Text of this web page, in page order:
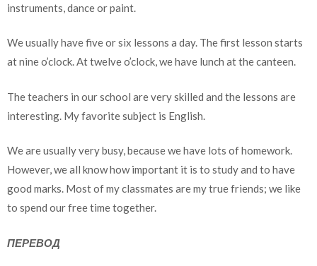
instruments, dance or paint.
We usually have five or six lessons a day. The first lesson starts
at nine o’clock. At twelve o’clock, we have lunch at the canteen.
The teachers in our school are very skilled and the lessons are
interesting. My favorite subject is English.
We are usually very busy, because we have lots of homework.
However, we all know how important it is to study and to have
good marks. Most of my classmates are my true friends; we like
to spend our free time together.
ПЕРЕВОД